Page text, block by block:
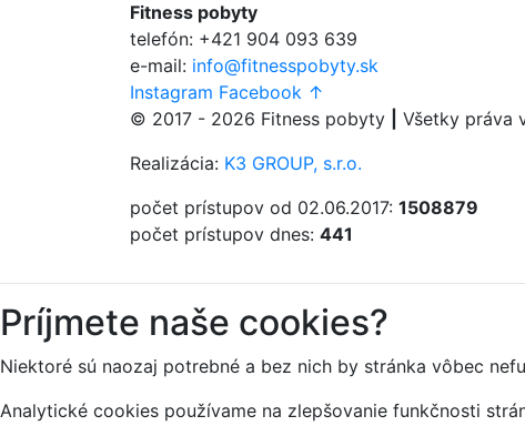
Fitness pobyty
telefón: +421 904 093 639
e-mail: info@fitnesspobyty.sk
Instagram Facebook ↑
© 2017 - 2026 Fitness pobyty
Všetky práva
Realizácia: K3 GROUP, s.r.o.
počet prístupov od 02.06.2017: 1508879
počet prístupov dnes: 441
Príjmete naše cookies?
Niektoré sú naozaj potrebné a bez nich by stránka vôbec
Analytické cookies používame na zlepšovanie funkčnosti